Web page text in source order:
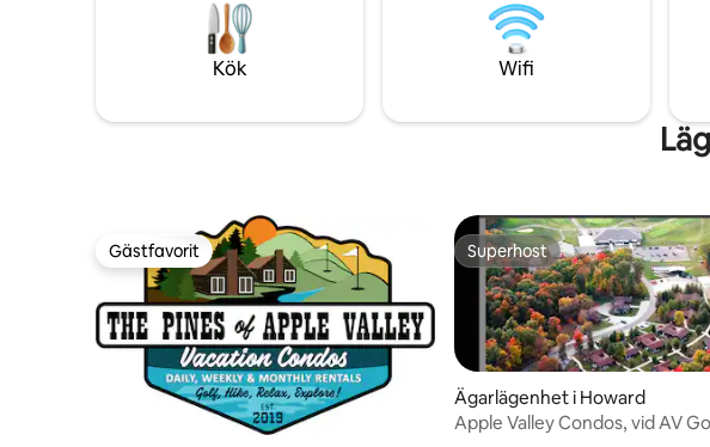
avkopplande utrymme erbjuder allt du
behöver för att koppla ur och ladda om -
natur, komfort och en touch av romantik
- Den perfekta semestern för par eller
Kök Wifi
Gästfavorit
Gästfavorit Superhost
Superhost
Ägarlägenhet i Howard
Apple Valley Condos, vid AV